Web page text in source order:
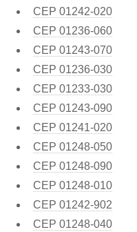
CEP 01242-020
CEP 01236-060
CEP 01243-070
CEP 01236-030
CEP 01233-030
CEP 01243-090
CEP 01241-020
CEP 01248-050
CEP 01248-090
CEP 01248-010
CEP 01242-902
CEP 01248-040